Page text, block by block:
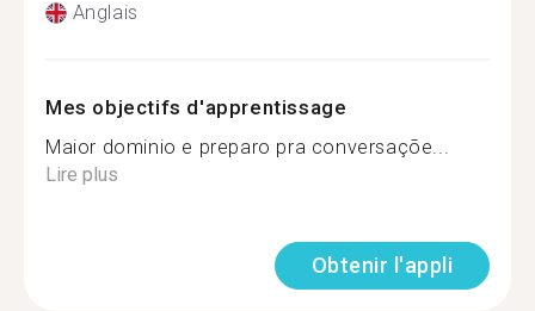
Anglais
Mes objectifs d'apprentissage
Maior dominio e preparo pra conversaçõe...
Lire plus
Obtenir l'appli